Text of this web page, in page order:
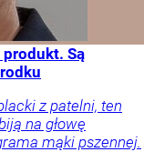
Są
z patelni, ten
na głowę
mąki pszennej.